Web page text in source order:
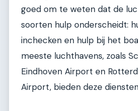
goed om te weten dat de
soorten hulp onderscheidt:
inchecken en hulp bij het
meeste luchthavens, zoals
Eindhoven Airport en
Airport, bieden deze